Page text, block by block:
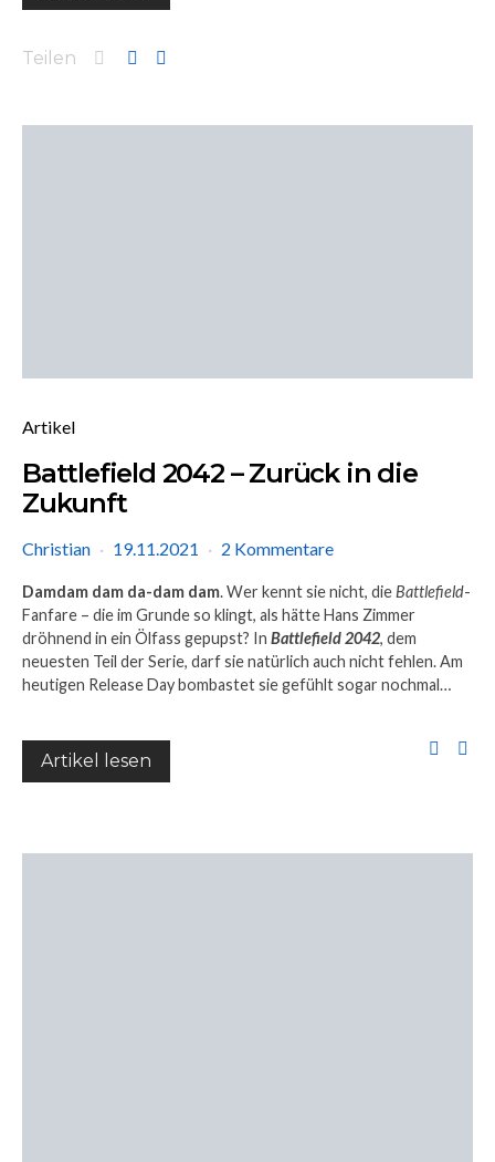
Teilen
Artikel
Battlefield 2042 – Zurück in die
Zukunft
Christian 19.11.2021 2 Kommentare
Damdam dam da-dam dam. Wer kennt sie nicht, dieBattlefield-
Fanfare – die im Grunde so klingt, als hätte Hans Zimmer
dröhnend in ein Ölfass gepupst? In Battlefield 2042, dem
neuesten Teil der Serie, darf sie natürlich auch nicht fehlen. Am
heutigen Release Day bombastet sie gefühlt sogar nochmal…
Artikel lesen